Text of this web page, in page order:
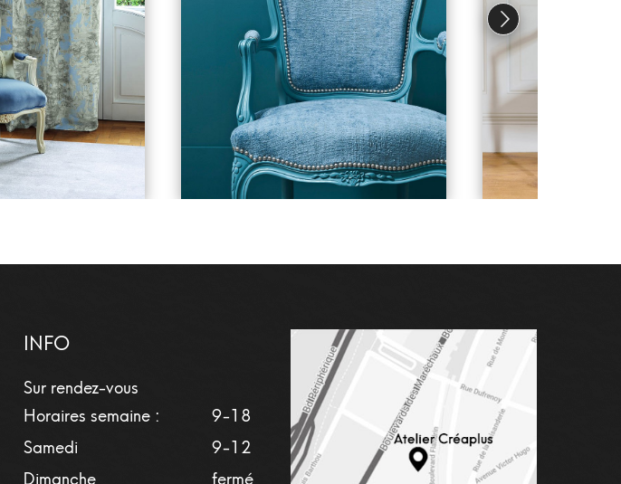
INFO
Sur rendez-vous
Horaires semaine :
9-18
Samedi
9-12
Dimanche
fermé